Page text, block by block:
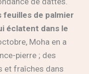
de palmier
éclatent dans le
Moha en a
pierre ; des
et fraîches dans